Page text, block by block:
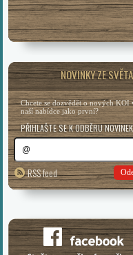
NOVINKY ZE
Chcete se dozvědět o nových KOI
naší nabídce jako první?
PŘIHLAŠTE SE K ODBĚRU NOVINEK
RSS feed